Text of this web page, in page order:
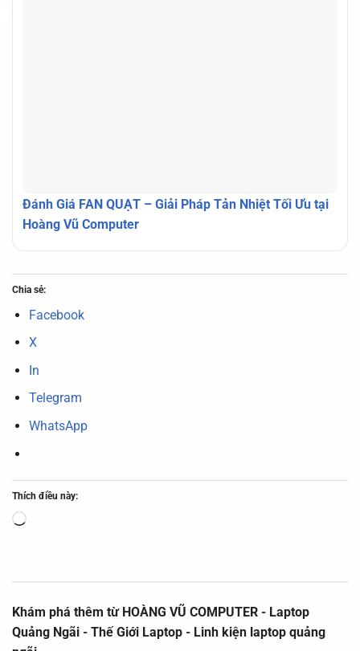
Đánh Giá FAN QUẠT – Giải Pháp Tản Nhiệt Tối Ưu tại
Hoàng Vũ Computer
Chia sẻ:
Facebook
X
In
Telegram
WhatsApp
Thích điều này:
Đang
Khám phá thêm từ HOÀNG VŨ COMPUTER - Laptop
Quảng Ngãi - Thế Giới Laptop - Linh kiện laptop quảng